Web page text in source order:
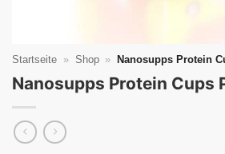
Startseite » Shop » Nanosupps Protein
Nanosupps Protein Cups